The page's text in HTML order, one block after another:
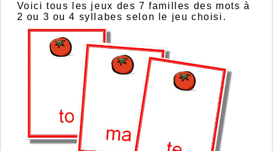
Voici tous les jeux des 7 familles des mots à
2 ou 3 ou 4 syllabes selon le jeu choisi.